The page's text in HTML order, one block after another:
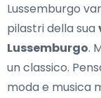
Lussemburgo
pilastri della sua
Lussemburgo.
un classico.
moda e musica